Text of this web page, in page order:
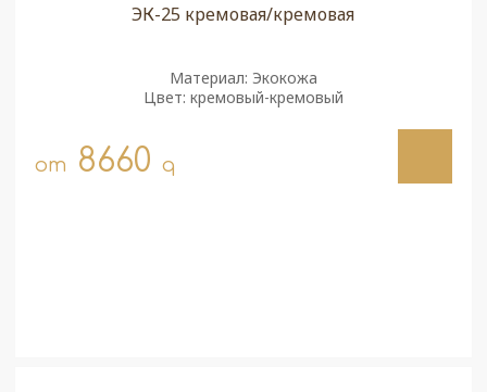
ЭК-25 кремовая/кремовая
Материал: Экокожа
Цвет: кремовый-кремовый
от 8660 q